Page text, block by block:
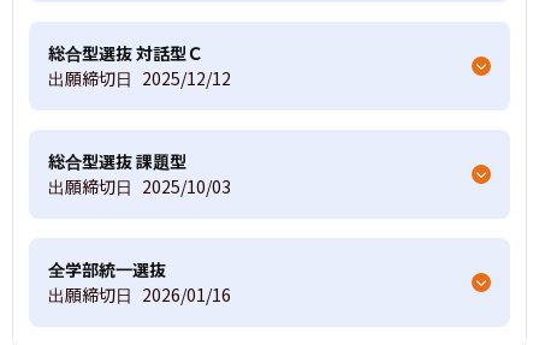
総合型選抜 対話型Ｃ
出願締切日 2025/12/12
総合型選抜 課題型
出願締切日 2025/10/03
全学部統一選抜
出願締切日 2026/01/16